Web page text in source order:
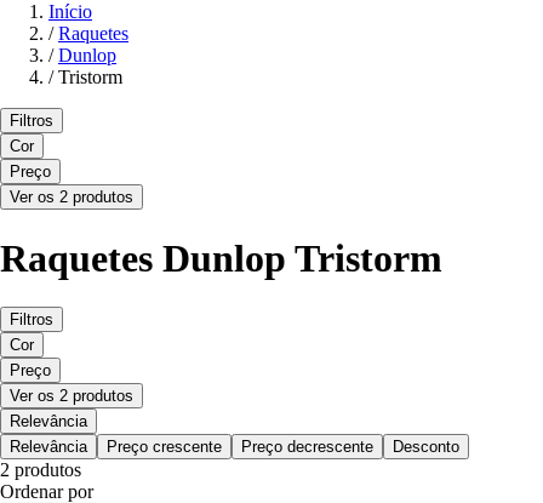
Início
/ Raquetes
/ Dunlop
/ Tristorm
Filtros
Cor
Preço
Ver os 2 produtos
Raquetes Dunlop Tristorm
Filtros
Cor
Preço
Ver os 2 produtos
Relevância
Relevância
Preço crescente Preço decrescente Desconto
2 produtos
Ordenar por